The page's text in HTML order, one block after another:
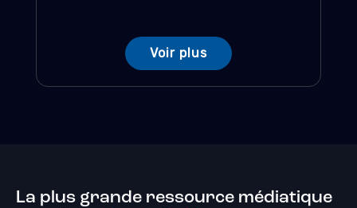
Voir plus
La plus grande ressource médiatique